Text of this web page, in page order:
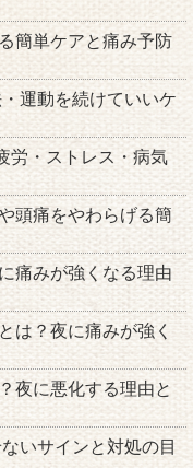
簡単ケアと痛み予防
運動を続けていいケ
労・ストレス・病気
頭痛をやわらげる簡
痛みが強くなる理由
は？夜に痛みが強く
夜に悪化する理由と
いサインと対処の目